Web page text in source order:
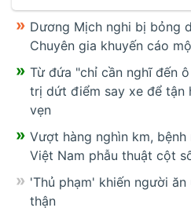
Dương Mịch nghi bị bỏng
Chuyên gia khuyến cáo
Từ đứa "chỉ cần nghĩ đến
trị dứt điểm say xe để tận
vẹn
Vượt hàng nghìn km,
Việt Nam phẫu thuật cột
'Thủ phạm' khiến người
thận